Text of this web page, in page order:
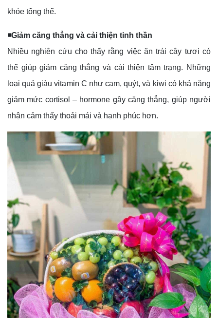
khỏe tổng thể.
◾Giảm căng thẳng và cải thiện tinh thần
Nhiều nghiên cứu cho thấy rằng việc ăn trái cây tươi có
thể giúp giảm căng thẳng và cải thiện tâm trạng. Những
loại quả giàu vitamin C như cam, quýt, và kiwi có khả năng
giảm mức cortisol – hormone gây căng thẳng, giúp người
nhận cảm thấy thoải mái và hạnh phúc hơn.